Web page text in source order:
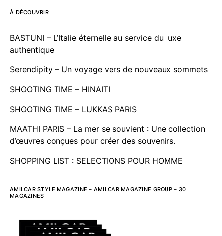
À DÉCOUVRIR
BASTUNI – L’Italie éternelle au service du luxe
authentique
Serendipity – Un voyage vers de nouveaux sommets
SHOOTING TIME – HINAITI
SHOOTING TIME – LUKKAS PARIS
MAATHI PARIS – La mer se souvient : Une collection
d’œuvres conçues pour créer des souvenirs.
SHOPPING LIST : SELECTIONS POUR HOMME
AMILCAR STYLE MAGAZINE – AMILCAR MAGAZINE GROUP – 30
MAGAZINES